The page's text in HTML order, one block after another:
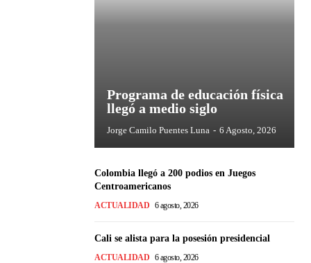
Programa de educación física
llegó a medio siglo
Jorge Camilo Puentes Luna - 6 Agosto, 2026
Colombia llegó a 200 podios en Juegos
Centroamericanos
ACTUALIDAD 6 agosto, 2026
Cali se alista para la posesión presidencial
ACTUALIDAD 6 agosto, 2026